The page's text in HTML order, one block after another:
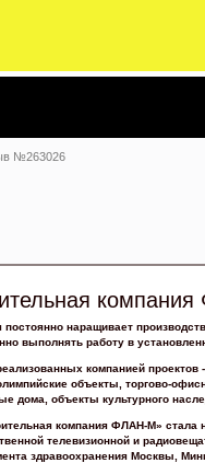
№263026
постоянно наращивает
выполнять работу в
компанией
объекты, торгово-
дома, объекты культурного
компания ФЛАН-М» стала
телевизионной и
здравоохранения Москвы,